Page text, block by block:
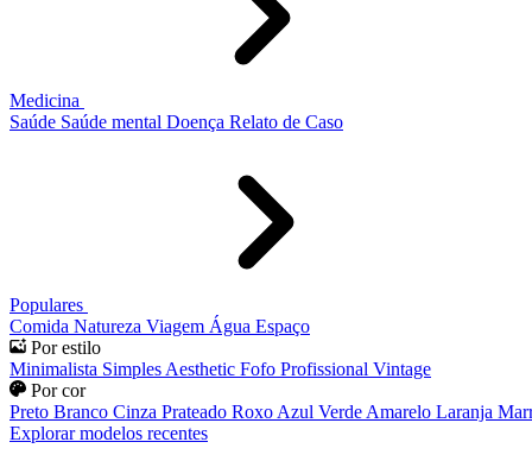
Medicina
Saúde Saúde mental Doença Relato de Caso
Populares
Comida Natureza Viagem Água Espaço
Por estilo
Minimalista Simples Aesthetic Fofo Profissional Vintage
Por cor
Preto Branco Cinza Prateado Roxo Azul Verde Amarelo Laranja
Explorar modelos recentes